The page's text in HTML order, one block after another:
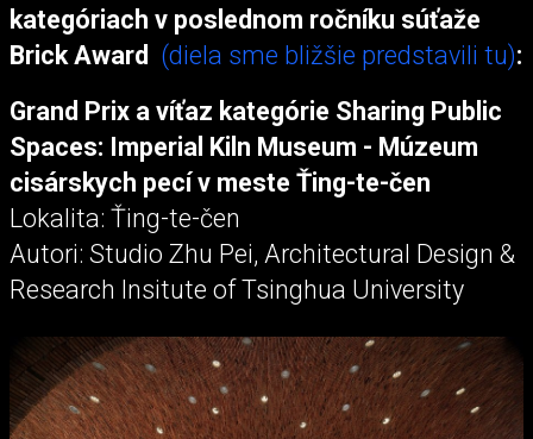
kategóriach v poslednom ročníku súťaže
Brick Award (diela sme bližšie predstavili tu):
Grand Prix a víťaz kategórie Sharing Public
Spaces: Imperial Kiln Museum - Múzeum
cisárskych pecí v meste Ťing-te-čen
Lokalita: Ťing-te-čen
Autori: Studio Zhu Pei, Architectural Design &
Research Insitute of Tsinghua University